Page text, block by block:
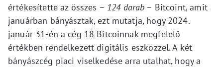
értékesítette az összes – 124 darab – Bitcoint, amit
januárban bányásztak, ezt mutatja, hogy 2024.
január 31-én a cég 18 Bitcoinnak megfelelő
értékben rendelkezett digitális eszközzel. A két
bányászcég piaci viselkedése arra utalhat, hogy a